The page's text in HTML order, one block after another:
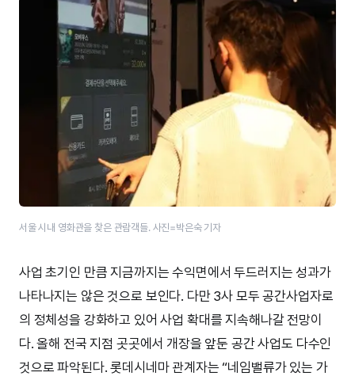
서울 시내 영화관을 찾은 관람객들. 사진=박은숙 기자
사업 초기인 만큼 지금까지는 수익면에서 두드러지는 성과가
나타나지는 않은 것으로 보인다. 다만 3사 모두 공간사업자로
의 정체성을 강화하고 있어 사업 확대를 지속해나갈 전망이
다. 올해 전국 지점 곳곳에서 개장을 앞둔 공간 사업도 다수인
것으로 파악된다. 롯데시네마 관계자는 “네임밸류가 있는 가